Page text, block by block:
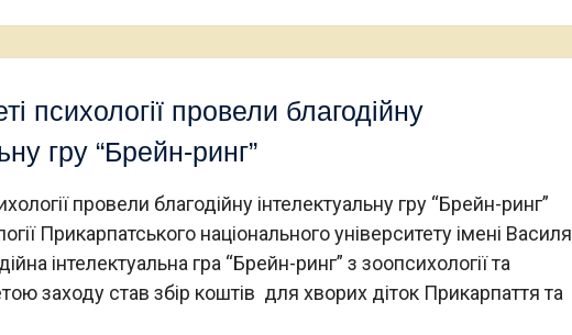
психології провели благодійну
гру “Брейн-ринг”
провели благодійну інтелектуальну гру “Брейн-ринг”
Прикарпатського національного університету імені Василя
інтелектуальна гра “Брейн-ринг” з зоопсихології та
заходу став збір коштів для хворих діток Прикарпаття та